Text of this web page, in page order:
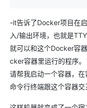
-it告诉了Docker项目在
入/输出环境，也就是
就可以和这个Docker容
cker容器里运行的程序。
请帮我启动一个容器，
命令行终端跟这个容器交